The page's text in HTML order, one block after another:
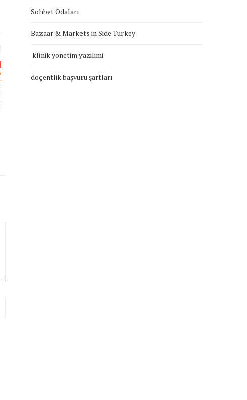
Sohbet Odaları
Bazaar & Markets in Side Turkey
klinik yonetim yazilimi
doçentlik başvuru şartları